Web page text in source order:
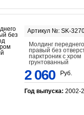
Артикул №: SK-
Молдинг
правый без
парктроник с хром
грунтованный
2 060 Руб.
Год выпуска: 2002-